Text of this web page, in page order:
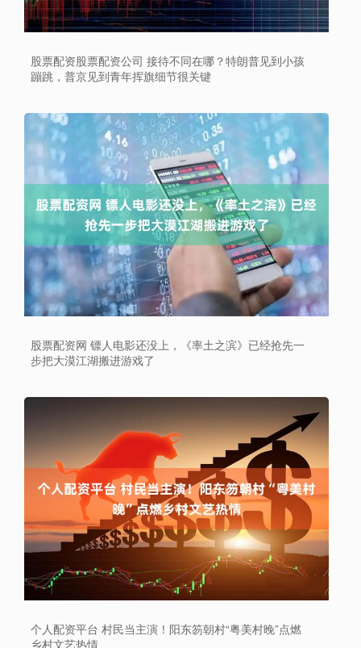
股票配资股票配资公司 接待不同在哪？特朗普见到小孩
蹦跳，普京见到青年挥旗细节很关键
股票配资网 镖人电影还没上，《率土之滨》已经抢先一
步把大漠江湖搬进游戏了
个人配资平台 村民当主演！阳东笏朝村“粤美村晚”点燃
乡村文艺热情